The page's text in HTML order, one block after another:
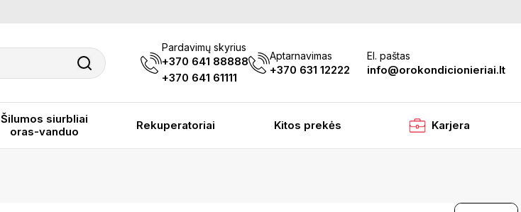
Pardavimų skyrius
+370 641 88888
+370 641 61111
Aptarnavimas
+370 631 12222
El. paštas
info@orokondicionieriai.lt
Šilumos siurbliai
oras-vanduo
Rekuperatoriai Kitos prekės Karjera